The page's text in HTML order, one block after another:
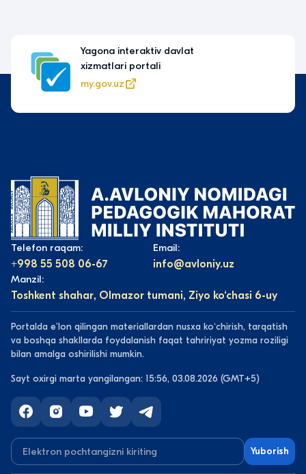
Yagona interaktiv davlat
xizmatlari portali
my.gov.uz
Telefon raqam:
+998 55 508 06-67
Email:
info@avloniy.uz
Manzil:
Toshkent shahar, Olmazor tumani, Ziyo ko‘chasi 6-uy
Portalda eʼlon qilingan materiallardan nusxa koʻchirish, tarqatish
va boshqa shakllarda foydalanish faqat tahririyat yozma roziligi
bilan amalga oshirilishi mumkin.
Sayt oxirgi marta yangilangan: 15:56, 03.08.2026 (GMT+5)
Yuborish